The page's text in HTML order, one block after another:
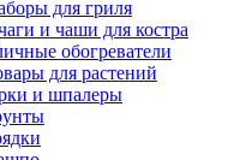
для гриля
и чаши для костра
обогреватели
для растений
и шпалеры